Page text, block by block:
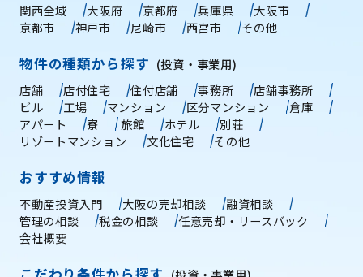
関西全域 大阪府 京都府 兵庫県
大阪市
京都市
神戸市 尼崎市 西宮市 その他
物件の種類から探す (投資・事業用)
店舗
店付住宅 住付店舗 事務所
店舗事務所
ビル
工場 マンション 区分マンション
倉庫
アパート
寮 旅館 ホテル
別荘
リゾートマンション
文化住宅 その他
おすすめ情報
不動産投資入門 大阪の売却相談
融資相談
管理の相談
税金の相談
任意売却・リースバック
会社概要